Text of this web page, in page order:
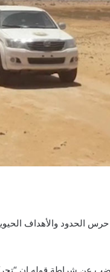
حرس الحدود والأهداف